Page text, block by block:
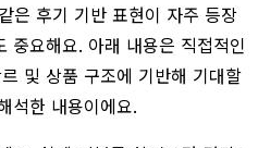
은 후기 기반 표현이 자주 등장
중요해요. 아래 내용은 직접적인
및 상품 구조에 기반해 기대할
석한 내용이에요.